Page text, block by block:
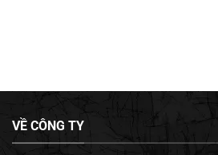
VỀ CÔNG TY